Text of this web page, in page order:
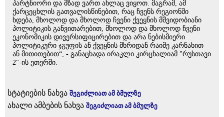
პარტნიორი და მზად ვართ ახლაც ვიყოთ. მაგრამ, ამ
ქარცეცხლის გათვალისწინებით, რაც ჩვენს რეგიონში
ხდება, მხოლოდ და მხოლოდ ჩვენი ქვეყნის მშვიდობიანი
პოლიტიკის განვითარებით, მხოლოდ და მხოლოდ ჩვენი
ეკონომიკის დივერსიფიცირებით და არა ნებისმიერი
პოლიტიკური ჯგუფის ან ქვეყნის მხრიდან რაიმე კარნახით
ან მითითებით“, - განაცხადა ირაკლი კირცხალიამ "რუსთავი
2"-ის ეთერში.
სტატიების ნახვა შეგიძლიათ ამ ბმულზე
ახალი ამბების ნახვა შეგიძლიათ ამ ბმულზე